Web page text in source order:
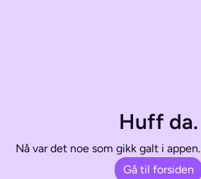
Huff da.
Nå var det noe som gikk galt i
Gå til forsiden